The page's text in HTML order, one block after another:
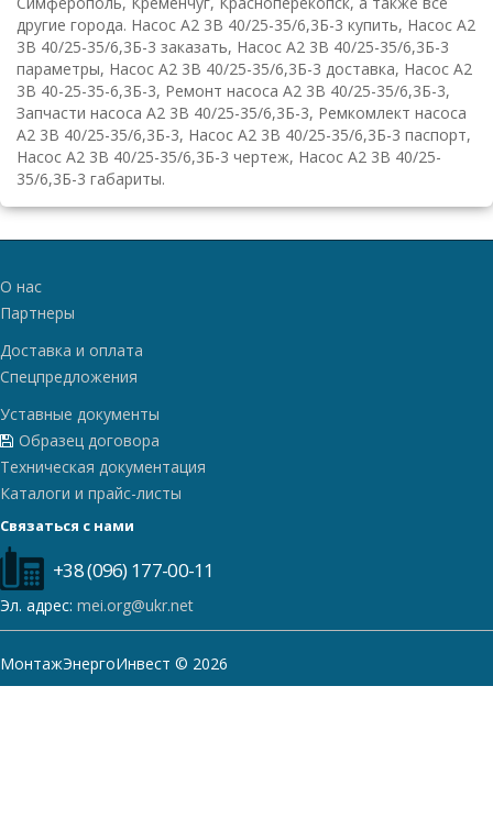
другие города. Насос А2 3В 40/25-35/6,3Б-3 купить, Насос А2
3В 40/25-35/6,3Б-3 заказать, Насос А2 3В 40/25-35/6,3Б-3
параметры, Насос А2 3В 40/25-35/6,3Б-3 доставка, Насос А2
3В 40-25-35-6,3Б-3, Ремонт насоса А2 3В 40/25-35/6,3Б-3,
Запчасти насоса А2 3В 40/25-35/6,3Б-3, Ремкомлект насоса
А2 3В 40/25-35/6,3Б-3, Насос А2 3В 40/25-35/6,3Б-3 паспорт,
Насос А2 3В 40/25-35/6,3Б-3 чертеж, Насос А2 3В 40/25-
35/6,3Б-3 габариты.
О нас
Партнеры
Доставка и оплата
Спецпредложения
Уставные документы
Образец договора
Техническая документация
Каталоги и прайс-листы
Связаться с нами
+38 (096) 177-00-11
Эл. адрес: mei.org@ukr.net
МонтажЭнергоИнвест © 2026